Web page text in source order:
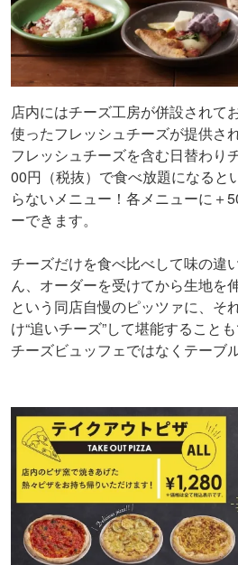
店内にはチーズ工房が併設されて
使ったフレッシュチーズが提供さ
フレッシュチーズを含む日替わり
00円（税抜）で食べ放題になると
らないメニュー！各メニューに＋
ーできます。
チーズだけを食べ比べして味の違
ん、オーダーを受けてから生地を
という同店自慢のピッツァに、そ
け“追いチーズ”して堪能すること
チーズビュッフェではなくテーブ